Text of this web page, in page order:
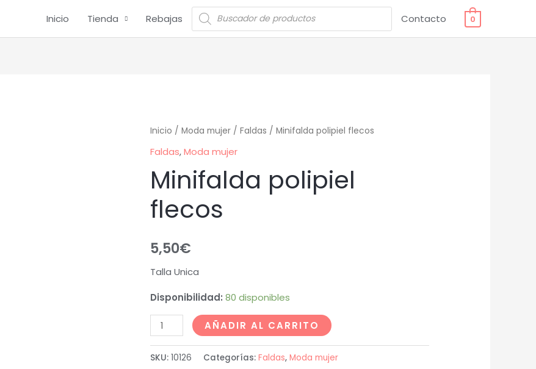
Inicio Tienda Rebajas Contacto 0
Inicio / Moda mujer/ Faldas / Minifalda polipiel flecos
Faldas,Moda mujer
Minifalda polipiel
flecos
5,50€
Talla Unica
Disponibilidad: 80 disponibles
AÑADIR AL CARRITO
SKU: 10126 Categorías: Faldas, Moda mujer